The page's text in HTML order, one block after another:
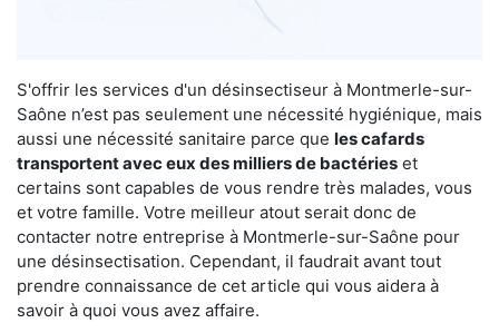
S'offrir les services d'un désinsectiseur à Montmerle-sur-
Saône n’est pas seulement une nécessité hygiénique, mais
aussi une nécessité sanitaire parce que les cafards
transportent avec eux des milliers de bactéries et
certains sont capables de vous rendre très malades, vous
et votre famille. Votre meilleur atout serait donc de
contacter notre entreprise à Montmerle-sur-Saône pour
une désinsectisation. Cependant, il faudrait avant tout
prendre connaissance de cet article qui vous aidera à
savoir à quoi vous avez affaire.